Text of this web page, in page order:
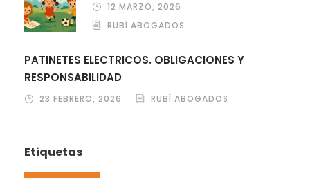
12 MARZO, 2026
RUBÍ ABOGADOS
PATINETES ELÉCTRICOS. OBLIGACIONES Y
RESPONSABILIDAD
23 FEBRERO, 2026 RUBÍ ABOGADOS
Etiquetas